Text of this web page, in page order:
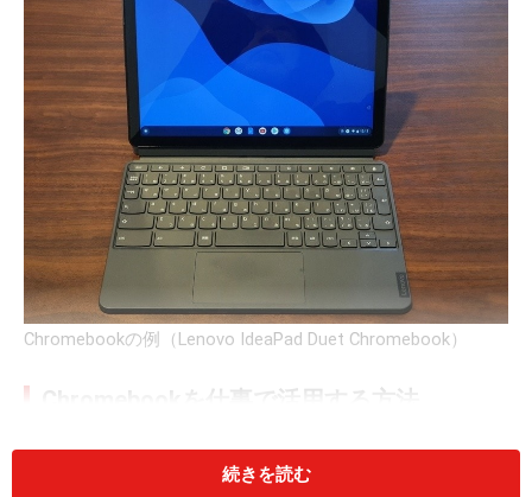
Chromebookの例（Lenovo IdeaPad Duet Chromebook）
Chromebookを仕事で活用する方法
Chromebookを仕事で利用するには、パソコン用の専用
ソフトが使えないため、基本的にはChromeブラウザ上で
続きを読む